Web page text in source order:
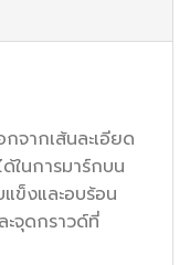
จากเส้นละเอียด
ในการมาร์กบน
ข็งและอบร้อน
ะจุดกราวด์ที่